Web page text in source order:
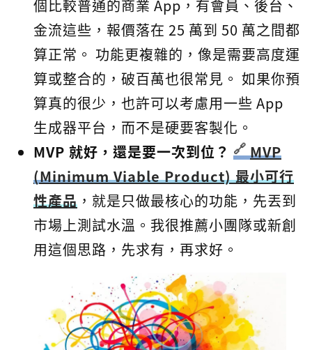
個比較普通的商業 App，有會員、後台、
金流這些，報價落在 25 萬到 50 萬之間都
算正常。 功能更複雜的，像是需要高度運
算或整合的，破百萬也很常見。 如果你預
算真的很少，也許可以考慮用一些 App
生成器平台，而不是硬要客製化。
MVP 就好，還是要一次到位？
MVP
(Minimum Viable Product) 最小可行
性產品 ，就是只做最核心的功能，先丟到
市場上測試水溫。我很推薦小團隊或新創
用這個思路，先求有，再求好。